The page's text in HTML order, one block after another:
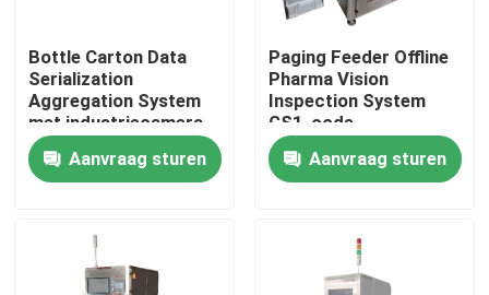
Thuis
Video's
Bottle Carton Data
Serialization
Aggregation System
met industriecamera
Aanvraag sturen
Paging Feeder Offline
Pharma Vision
Inspection System
GS1-code
Aanvraag sturen